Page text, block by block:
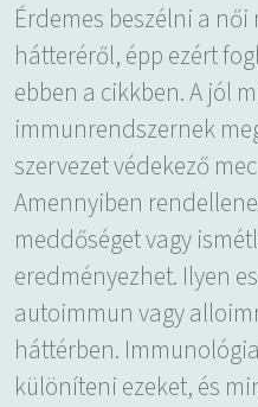
Érdemes beszélni a
hátteréről, épp ezért
ebben a cikkben. A jól
immunrendszernek
szervezet védekező
Amennyiben
meddőséget vagy
eredményezhet. Ilyen
autoimmun vagy
háttérben.
különíteni ezeket, és